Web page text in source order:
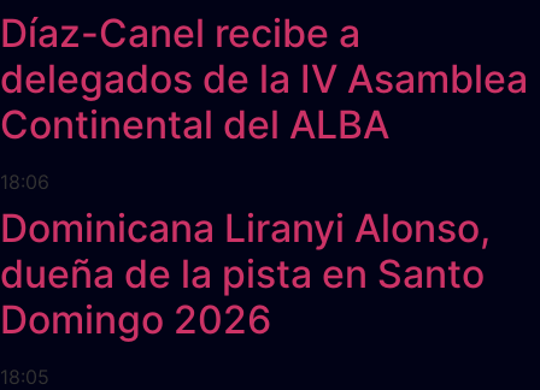
Díaz-Canel recibe a
delegados de la IV Asamblea
Continental del ALBA
18:06
Dominicana Liranyi Alonso,
dueña de la pista en Santo
Domingo 2026
18:05